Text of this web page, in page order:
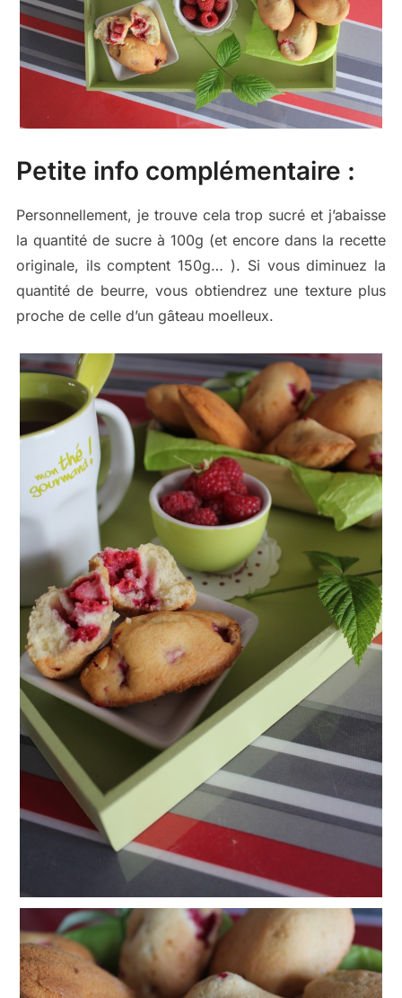
Petite info complémentaire :
Personnellement, je trouve cela trop sucré et j’abaisse
la quantité de sucre à 100g (et encore dans la recette
originale, ils comptent 150g… ). Si vous diminuez la
quantité de beurre, vous obtiendrez une texture plus
proche de celle d’un gâteau moelleux.